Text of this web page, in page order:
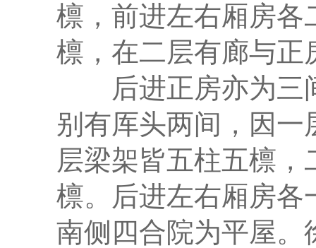
檩，前进左右厢房各
檩，在二层有廊与正
后进正房亦为三间
别有厍头两间，因
层梁架皆五柱五檩
檩。后进左右厢房各
南侧四合院为平屋。